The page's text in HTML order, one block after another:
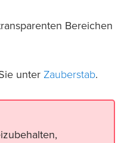
Bereichen
unter Zauberstab.